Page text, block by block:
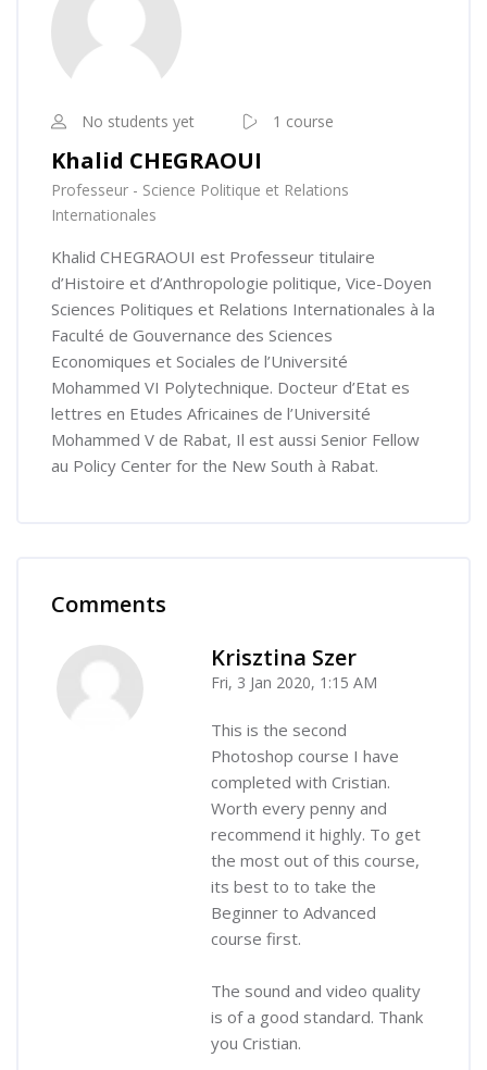
No students yet 1 course
Khalid CHEGRAOUI
Professeur - Science Politique et Relations
Internationales
Khalid CHEGRAOUI est Professeur titulaire
d’Histoire et d’Anthropologie politique, Vice-Doyen
Sciences Politiques et Relations Internationales à la
Faculté de Gouvernance des Sciences
Economiques et Sociales de l’Université
Mohammed VI Polytechnique. Docteur d’Etat es
lettres en Etudes Africaines de l’Université
Mohammed V de Rabat, Il est aussi Senior Fellow
au Policy Center for the New South à Rabat.
Skip Comments
Comments
Krisztina Szer
Fri, 3 Jan 2020, 1:15 AM
This is the second
Photoshop course I have
completed with Cristian.
Worth every penny and
recommend it highly. To get
the most out of this course,
its best to to take the
Beginner to Advanced
course first.
The sound and video quality
is of a good standard. Thank
you Cristian.